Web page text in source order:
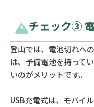
チェック③
登山では、電池切れへ
は、予備電池を持って
いのがメリットです。
USB充電式は、モバイ